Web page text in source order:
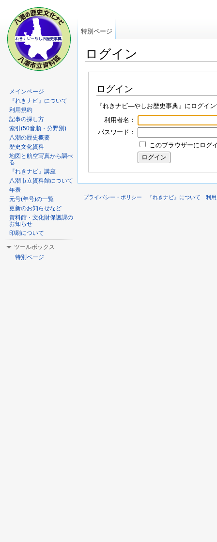
ログイン
ログイン
『れきナビ―やしお歴史事典』にログイ
利用者名：
パスワード：
このブラウザーにログ
特別ページ
メインページ
『れきナビ』について
利用規約
記事の探し方
索引(50音順・分野別)
八潮の歴史概要
歴史文化資料
地図と航空写真から調べ
る
『れきナビ』講座
八潮市立資料館について
年表
元号(年号)の一覧
更新のお知らせなど
資料館・文化財保護課の
お知らせ
印刷について
ツールボックス
特別ページ
プライバシー・ポリシー 『れきナビ』について 利